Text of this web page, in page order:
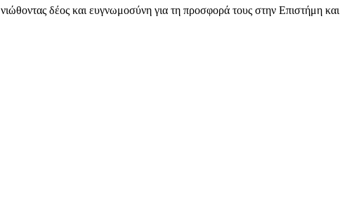
δέος και ευγνωμοσύνη για τη προσφορά τους στην Επιστήμη και